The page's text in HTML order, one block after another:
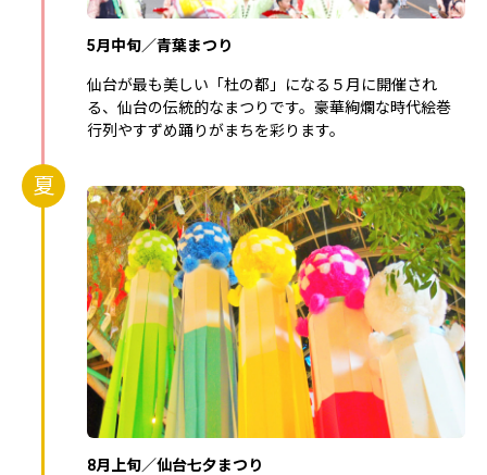
5月中旬／青葉まつり
仙台が最も美しい「杜の都」になる５月に開催され
る、仙台の伝統的なまつりです。豪華絢爛な時代絵巻
行列やすずめ踊りがまちを彩ります。
夏
8月上旬／仙台七夕まつり